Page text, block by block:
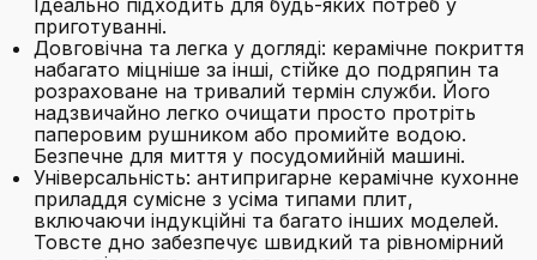
Ідеально підходить для будь-яких потреб у
приготуванні.
Довговічна та легка у догляді: керамічне покриття
набагато міцніше за інші, стійке до подряпин та
розраховане на тривалий термін служби. Його
надзвичайно легко очищати просто протріть
паперовим рушником або промийте водою.
Безпечне для миття у посудомийній машині.
Універсальність: антипригарне керамічне кухонне
приладдя сумісне з усіма типами плит,
включаючи індукційні та багато інших моделей.
Товсте дно забезпечує швидкий та рівномірний